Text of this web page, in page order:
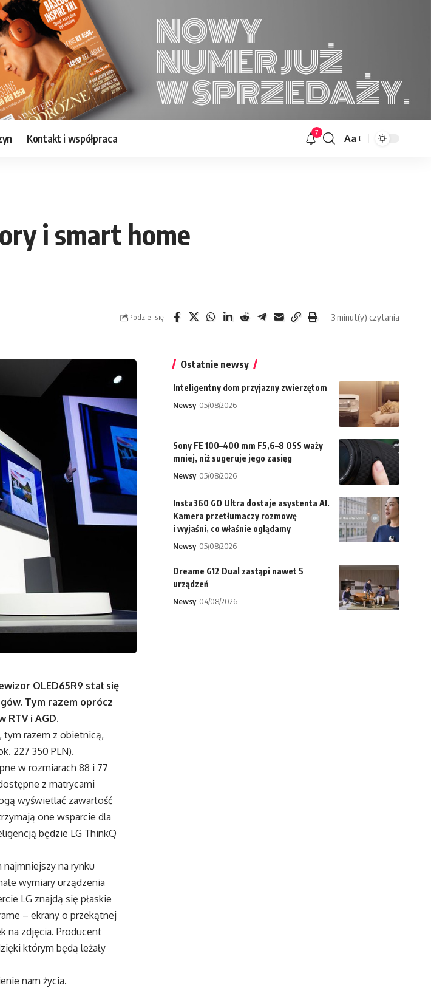
Kontakt i współpraca 7
Font
Aa
i smart home
Podziel się 3 minut(y) czytania
OLED65R9 stał się
Tym razem oprócz
i AGD.
tym razem z obietnicą,
227 350 PLN).
w rozmiarach 88 i 77
z matrycami
wyświetlać zawartość
one wsparcie dla
będzie LG ThinkQ
na rynku
wymiary urządzenia
LG znajdą się płaskie
– ekrany o przekątnej
na zdjęcia. Producent
którym będą leżały
nam życia.
Ostatnie newsy
Inteligentny dom przyjazny zwierzętom
Newsy 05/08/2026
Sony FE 100–400 mm F5,6–8 OSS waży
mniej, niż sugeruje jego zasięg
Newsy 05/08/2026
Insta360 GO Ultra dostaje asystenta AI.
Kamera przetłumaczy rozmowę
i wyjaśni, co właśnie oglądamy
Newsy 05/08/2026
Dreame G12 Dual zastąpi nawet 5
urządzeń
Newsy 04/08/2026